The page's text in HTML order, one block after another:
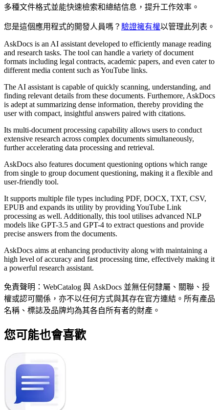
多種文件格式並能快速檢索和總結信息，提升工作效率。
您是這個應用程式的開發人員嗎？ 驗證擁有權以管理此列表。
AskDocs is an AI assistant developed to efficiently manage reading
and research tasks. The tool can handle a variety of document
formats including legal contracts, academic papers, and even cater to
different media content such as YouTube links.
The AI assistant is capable of quickly scanning, understanding, and
finding relevant details from these documents. Furthemore, AskDocs
is adept at summarizing dense information, thereby providing the
user with compact, insightful answers paired with citations.
Its multi-document processing capability allows users to conduct
extensive research across complex documents simultaneously,
further accelerating data processing and retrieval.
AskDocs also features document questioning options which range
from single to group document questioning, making it a flexible and
user-friendly tool.
It supports multiple file types including PDF, DOCX, TXT, CSV,
EPUB and expands its utility by providing YouTube Link
processing as well. Additionally, this tool utilises advanced NLP
models like GPT-3.5 and GPT-4 to extract questions and provide
precise answers from the documents.
AskDocs aims at enhancing productivity along with maintaining a
high level of accuracy and fast processing time, effectively making it
a powerful research assistant.
免責聲明：WebCatalog 與 AskDocs 並無任何隸屬、關聯、授
權或認可關係，亦不以任何方式與其存在官方連結。所有產品
名稱、標誌及品牌均為其各自所有者的財產。
您可能也會喜歡